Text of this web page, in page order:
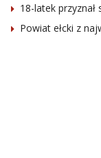
18-latek
Powiat ełcki z